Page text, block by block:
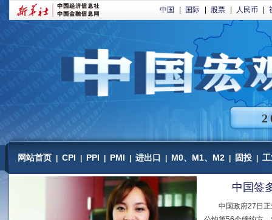
中国 国际 股票 人民币
网站首页 CPI PPI PMI 进出口 M0、M1、M2 固投
中国签
中国政府27日